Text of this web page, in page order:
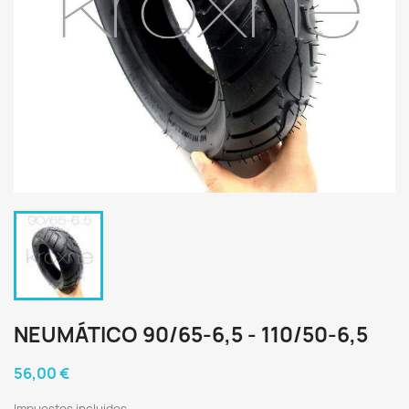
NEUMÁTICO 90/65-6,5 - 110/50-6,5
56,00 €